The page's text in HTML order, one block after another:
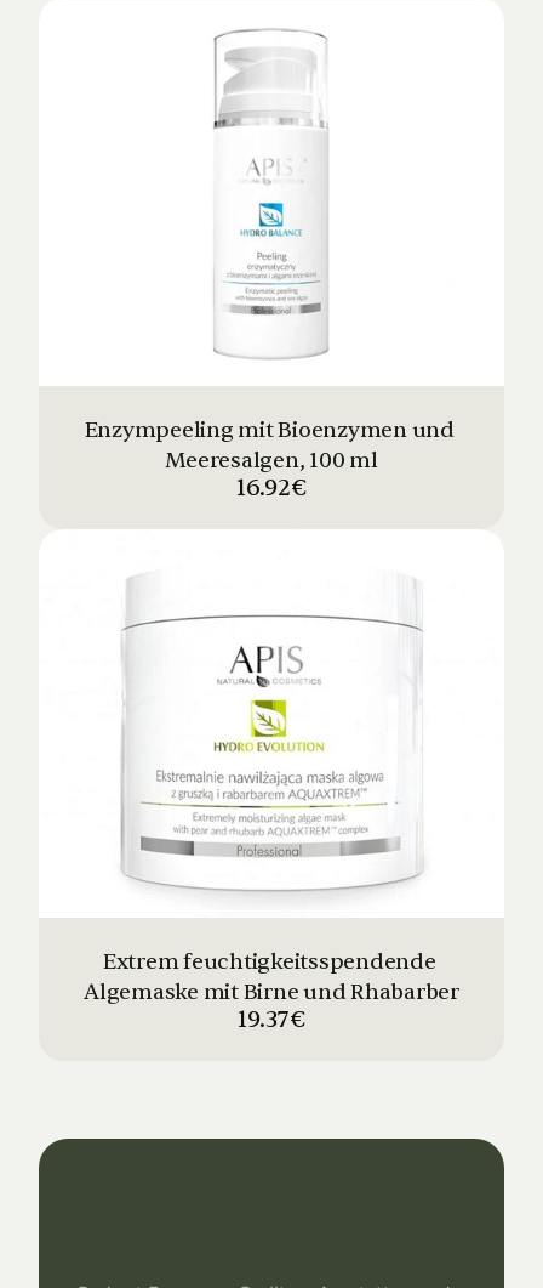
Enzympeeling mit Bioenzymen und
Meeresalgen, 100 ml
16.92€
Extrem feuchtigkeitsspendende
Algemaske mit Birne und Rhabarber
19.37€